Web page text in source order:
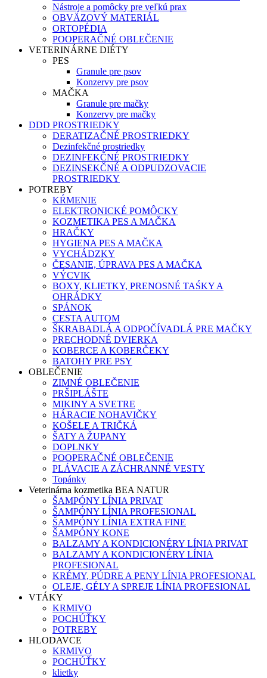
Nástroje a pomôcky pre veľkú prax
OBVÄZOVÝ MATERIÁL
ORTOPÉDIA
POOPERAČNÉ OBLEČENIE
VETERINÁRNE DIÉTY
PES
Granule pre psov
Konzervy pre psov
MAČKA
Granule pre mačky
Konzervy pre mačky
DDD PROSTRIEDKY
DERATIZAČNÉ PROSTRIEDKY
Dezinfekčné prostriedky
DEZINFEKČNÉ PROSTRIEDKY
DEZINSEKČNÉ A ODPUDZOVACIE
PROSTRIEDKY
POTREBY
KŔMENIE
ELEKTRONICKÉ POMÔCKY
KOZMETIKA PES A MAČKA
HRAČKY
HYGIENA PES A MAČKA
VYCHÁDZKY
ČESANIE, ÚPRAVA PES A MAČKA
VÝCVIK
BOXY, KLIETKY, PRENOSNÉ TAŚKY A
OHRÁDKY
SPÁNOK
CESTA AUTOM
ŠKRABADLÁ A ODPOČÍVADLÁ PRE MAČKY
PRECHODNÉ DVIERKA
KOBERCE A KOBERČEKY
BATOHY PRE PSY
OBLEČENIE
ZIMNÉ OBLEČENIE
PRŠIPLÁŠTE
MIKINY A SVETRE
HÁRACIE NOHAVIČKY
KOŠELE A TRIČKÁ
ŠATY A ŽUPANY
DOPLNKY
POOPERAČNÉ OBLEČENIE
PLÁVACIE A ZÁCHRANNÉ VESTY
Topánky
Veterinárna kozmetika BEA NATUR
ŠAMPÓNY LÍNIA PRIVAT
ŠAMPÓNY LÍNIA PROFESIONAL
ŠAMPÓNY LÍNIA EXTRA FINE
ŠAMPÓNY KONE
BALZAMY A KONDICIONÉRY LÍNIA PRIVAT
BALZAMY A KONDICIONÉRY LÍNIA
PROFESIONAL
KRÉMY, PÚDRE A PENY LÍNIA PROFESIONAL
OLEJE, GÉLY A SPREJE LÍNIA PROFESIONAL
VTÁKY
KRMIVO
POCHÚŤKY
POTREBY
HLODAVCE
KRMIVO
POCHÚŤKY
klietky